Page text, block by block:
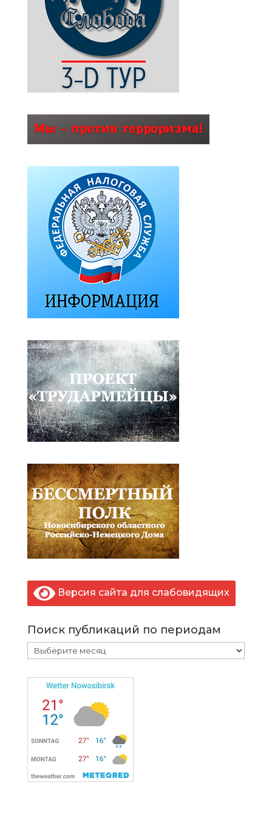
Версия сайта для слабовидящих
Поиск публикаций по периодам
Поиск
публикаций
по
периодам